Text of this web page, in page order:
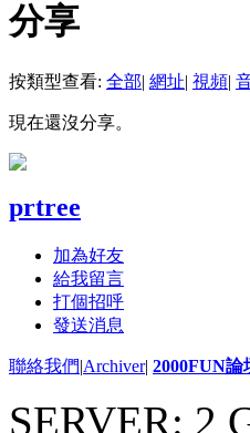
分享
按類型查看: 全部| 網址| 視頻|
現在還沒分享。
prtree
加為好友
給我留言
打個招呼
發送消息
聯絡我們|Archiver| 2000FUN論
SERVER: 2